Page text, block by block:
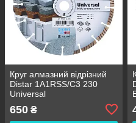
Круг алмазний відрізний
Distar 1A1RSS/C3 230
Universal
650 ₴